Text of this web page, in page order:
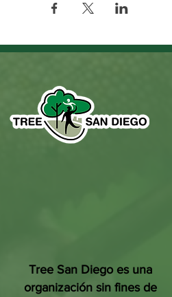
Tree San Diego es una
organización sin fines de